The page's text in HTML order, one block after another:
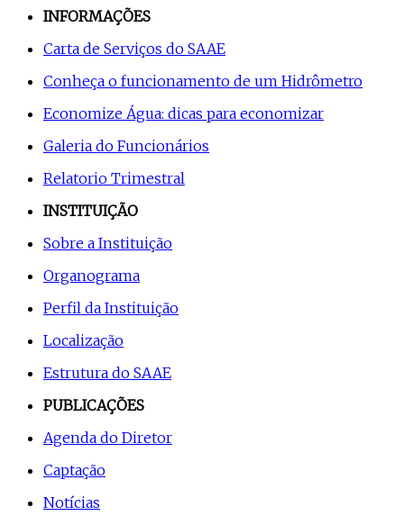
INFORMAÇÕES
Carta de Serviços do SAAE
Conheça o funcionamento de um Hidrômetro
Economize Água: dicas para economizar
Galeria do Funcionários
Relatorio Trimestral
INSTITUIÇÃO
Sobre a Instituição
Organograma
Perfil da Instituição
Localização
Estrutura do SAAE
PUBLICAÇÕES
Agenda do Diretor
Captação
Notícias